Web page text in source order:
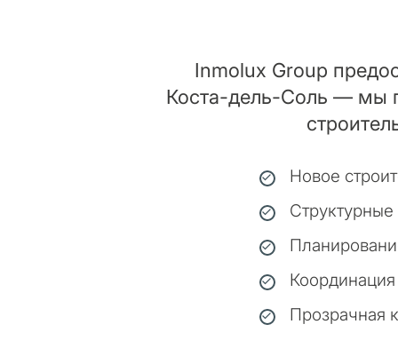
Inmolux Group
Коста-дель-Соль — мы
Новое
Прозрачная